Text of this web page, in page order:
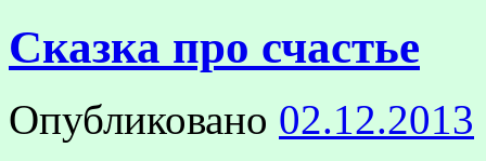
Сказка про счастье
Опубликовано 02.12.2013